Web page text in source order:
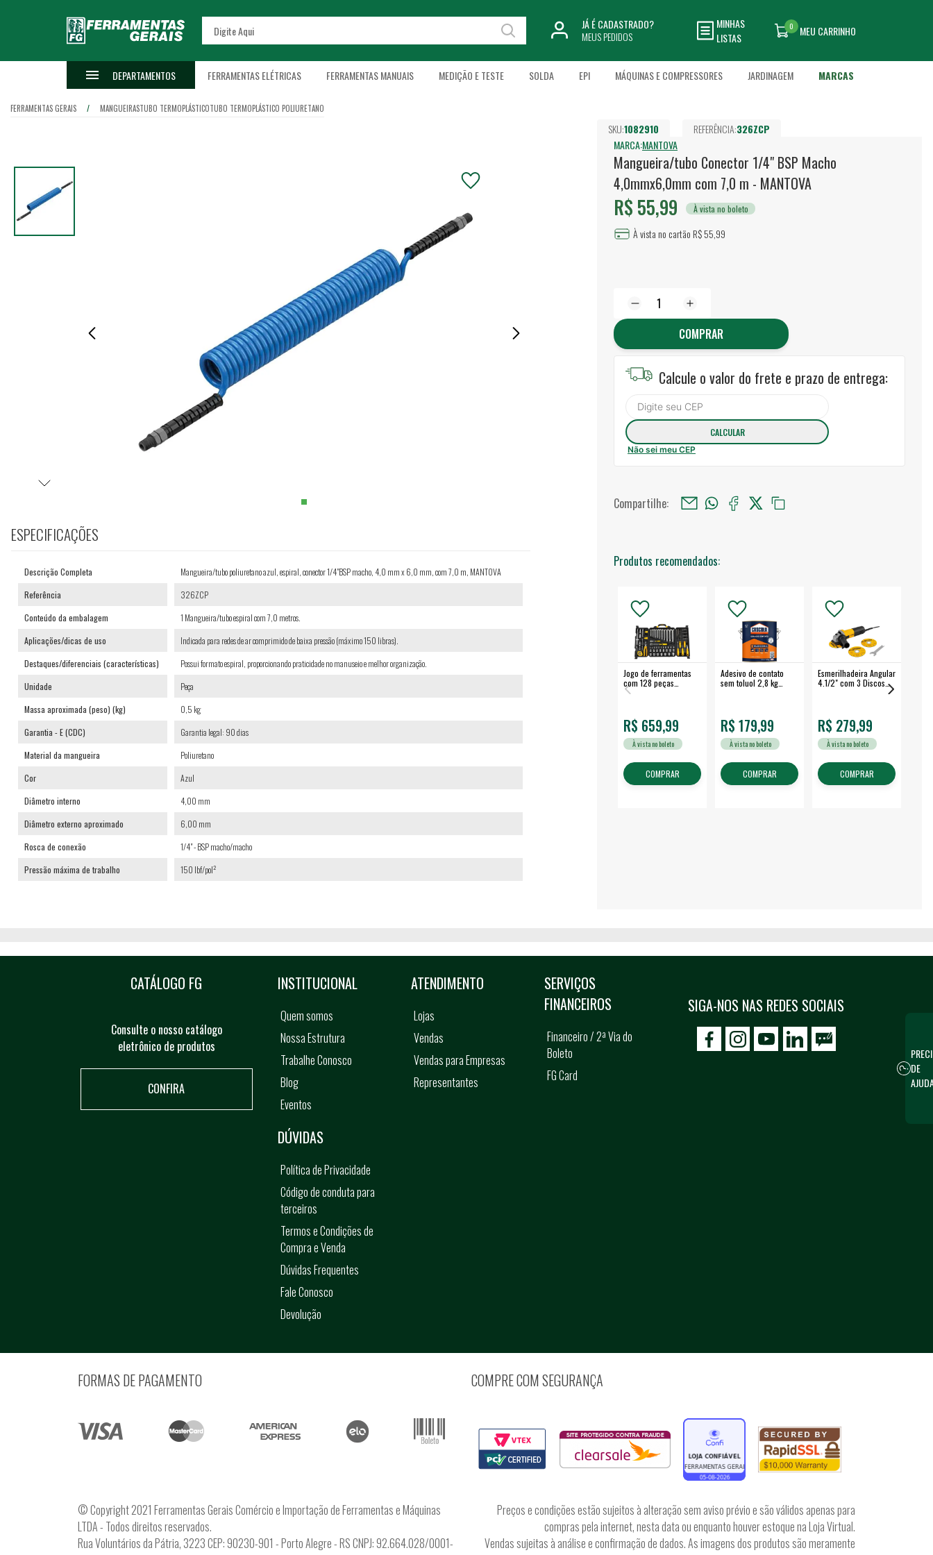
JÁ É CADASTRADO?
MEUS PEDIDOS
MINHAS
LISTAS
MEU CARRINHO
0
DEPARTAMENTOS FERRAMENTAS ELÉTRICAS FERRAMENTAS MANUAIS MEDIÇÃO E TESTE SOLDA EPI MÁQUINAS E COMPRESSORES JARDINAGEM MARCAS
FERRAMENTAS GERAIS MANGUEIRASTUBO TERMOPLÁSTICOTUBO TERMOPLÁSTICO POLIURETANO
SKU:1082910 REFERÊNCIA:326ZCP
MARCA:MANTOVA
Mangueira/tubo Conector 1/4" BSP Macho
4,0mmx6,0mm com 7,0 m - MANTOVA
R$ 55,99 À vista no boleto
À vista no cartão R$ 55,99
COMPRAR
Calcule o valor do frete e prazo de entrega:
Não sei meu CEP
Compartilhe:
Produtos recomendados:
Jogo de ferramentas
com 128 peças
embalagem fechada -
R$ 659,99
À vista no boleto
COMPRAR
Adesivo de contato
sem toluol 2,8 kg
R$ 179,99
À vista no boleto
COMPRAR
Esmerilhadeira Angular
4.1/2" com 3 Discos
R$ 279,99
À vista no boleto
COMPRAR
ESPECIFICAÇÕES
Descrição Completa
Mangueira/tubo poliuretano azul, espiral, conector 1/4"BSP macho, 4,0 mm x 6,0 mm, com 7,0 m, MANTOVA
Referência
326ZCP
Conteúdo da embalagem
1 Mangueira/tubo espiral com 7,0 metros.
Aplicações/dicas de uso
Indicada para redes de ar comprimido de baixa pressão (máximo 150 libras).
Destaques/diferenciais (características)
Possui formato espiral, proporcionando praticidade no manuseio e melhor organização.
Unidade
Peça
Massa aproximada (peso) (kg)
0,5 kg
Garantia - E (CDC)
Garantia legal: 90 dias
Material da mangueira
Poliuretano
Cor
Azul
Diâmetro interno
4,00 mm
Diâmetro externo aproximado
6,00 mm
Rosca de conexão
1/4" - BSP macho/macho
Pressão máxima de trabalho
150 lbf/pol²
CATÁLOGO FG
Consulte o nosso catálogo
eletrônico de produtos
CONFIRA
SIGA-NOS NAS REDES SOCIAIS
icon-facebook
icon-social02icon-social03
INSTITUCIONAL
Quem somos
Nossa Estrutura
Trabalhe Conosco
Blog
Eventos
ATENDIMENTO
Lojas
Vendas
Vendas para Empresas
Representantes
SERVIÇOS
FINANCEIROS
Financeiro / 2ª Via do
Boleto
FG Card
DÚVIDAS
Política de Privacidade
Código de conduta para
terceiros
Termos e Condições de
Compra e Venda
Dúvidas Frequentes
Fale Conosco
Devolução
FORMAS DE PAGAMENTO COMPRE COM SEGURANÇA
© Copyright 2021 Ferramentas Gerais Comércio e Importação de Ferramentas e Máquinas
LTDA - Todos direitos reservados.
Rua Voluntários da Pátria, 3223 CEP: 90230-901 - Porto Alegre - RS CNPJ: 92.664.028/0001-
Preços e condições estão sujeitos à alteração sem aviso prévio e são válidos apenas para
compras pela internet, nesta data ou enquanto houver estoque na Loja Virtual.
Vendas sujeitas à análise e confirmação de dados. As imagens dos produtos são meramente
DE